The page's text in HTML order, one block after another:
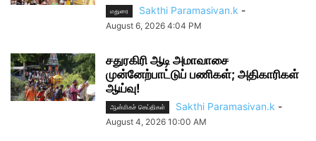
மதுரை Sakthi Paramasivan.k -
August 6, 2026 4:04 PM
சதுரகிரி ஆடி அமாவாசை
முன்னேற்பாட்டுப் பணிகள்; அதிகாரிகள்
ஆய்வு!
ஆன்மிகச் செய்திகள் Sakthi Paramasivan.k -
August 4, 2026 10:00 AM